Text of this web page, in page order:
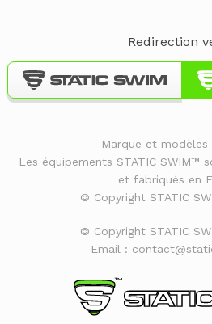
Redirection
Marque et modèles
Les équipements STATIC SWIM™
et fabriqués en
© Copyright STATIC
© Copyright STATIC
Email :